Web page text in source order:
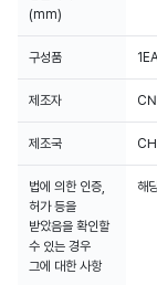
(mm)
구성품
제조자
제조국
법에 의한 인증,
허가 등을
받았음을 확인할
수 있는 경우
그에 대한 사항
해